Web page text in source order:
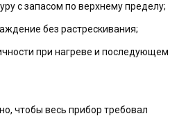
с запасом по верхнему пределу;
без растрескивания;
при нагреве и последующем
чтобы весь прибор требовал